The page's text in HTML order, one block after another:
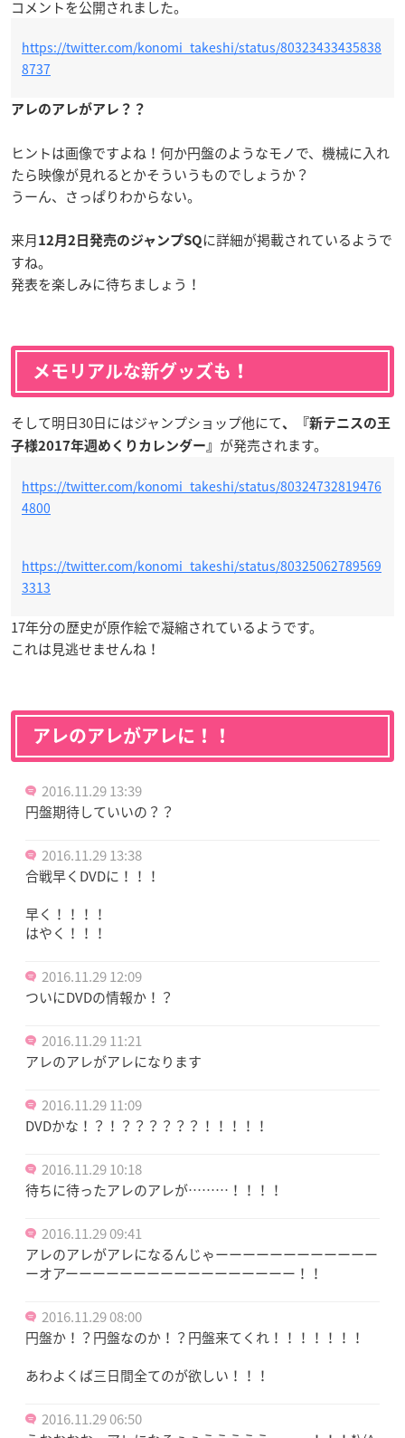
コメントを公開されました。
https://twitter.com/konomi_takeshi/status/80323433435838
8737
アレのアレがアレ？？
ヒントは画像ですよね！何か円盤のようなモノで、機械に入れ
たら映像が見れるとかそういうものでしょうか？
うーん、さっぱりわからない。
来月 12月2日発売のジャンプSQ に詳細が掲載されているようで
すね。
発表を楽しみに待ちましょう！
メモリアルな新グッズも！
そして明日30日にはジャンプショップ他にて、『新テニスの王
子様2017年週めくりカレンダー』 が発売されます。
https://twitter.com/konomi_takeshi/status/80324732819476
4800
https://twitter.com/konomi_takeshi/status/80325062789569
3313
17年分の歴史が原作絵で凝縮されているようです。
これは見逃せませんね！
アレのアレがアレに！！
2016.11.29 13:39
円盤期待していいの？？
2016.11.29 13:38
合戦早くDVDに！！！
早く！！！！
はやく！！！
2016.11.29 12:09
ついにDVDの情報か！？
2016.11.29 11:21
アレのアレがアレになります
2016.11.29 11:09
DVDかな！？！？？？？？？！！！！！
2016.11.29 10:18
待ちに待ったアレのアレが………！！！！
2016.11.29 09:41
アレのアレがアレになるんじゃーーーーーーーーーーーー
ーオアーーーーーーーーーーーーーーーーー！！
2016.11.29 08:00
円盤か！？円盤なのか！？円盤来てくれ！！！！！！！
あわよくば三日間全てのが欲しい！！！
2016.11.29 06:50